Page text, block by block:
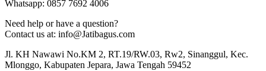
Whatsapp: 0857 7692 4006
Need help or have a question?
Contact us at: info@Jatibagus.com
Jl. KH Nawawi No.KM 2, RT.19/RW.03, Rw2, Sinanggul, Kec.
Mlonggo, Kabupaten Jepara, Jawa Tengah 59452